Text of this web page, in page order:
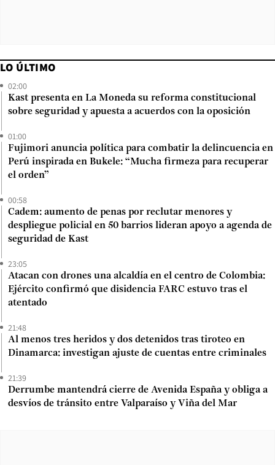
LO ÚLTIMO
02:00
Kast presenta en La Moneda su reforma constitucional
sobre seguridad y apuesta a acuerdos con la oposición
01:00
Fujimori anuncia política para combatir la delincuencia en
Perú inspirada en Bukele: “Mucha firmeza para recuperar
el orden”
00:58
Cadem: aumento de penas por reclutar menores y
despliegue policial en 50 barrios lideran apoyo a agenda de
seguridad de Kast
23:05
Atacan con drones una alcaldía en el centro de Colombia:
Ejército confirmó que disidencia FARC estuvo tras el
atentado
21:48
Al menos tres heridos y dos detenidos tras tiroteo en
Dinamarca: investigan ajuste de cuentas entre criminales
21:39
Derrumbe mantendrá cierre de Avenida España y obliga a
desvíos de tránsito entre Valparaíso y Viña del Mar